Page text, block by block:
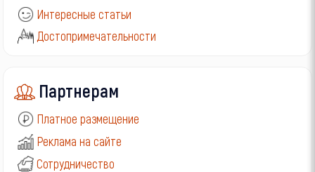
Интересные статьи
Достопримечательности
Партнерам
Платное размещение
Реклама на сайте
Сотрудничество